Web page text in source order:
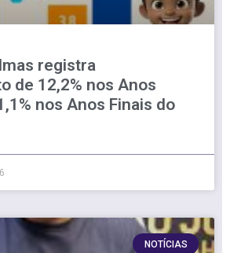
registra
de 12,2% nos Anos
nos Anos Finais do
NOTÍCIAS